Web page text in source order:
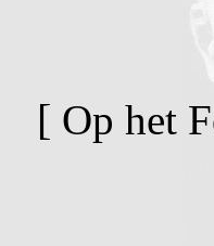
[ Op het